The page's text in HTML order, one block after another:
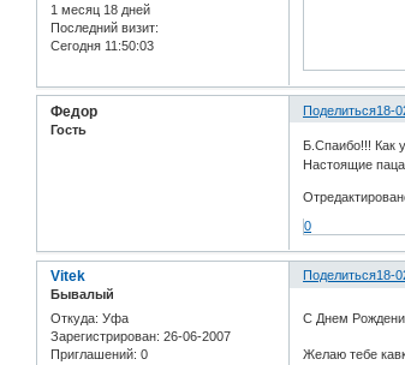
1 месяц 18 дней
Последний визит:
Сегодня 11:50:03
Поделиться18-
Федор
Гость
Б.Спаибо!!! Как
Настоящие
0
Поделиться18-
Vitek
Бывалый
Откуда: Уфа
Зарегистрирован: 26-06-2007
Приглашений: 0
С Днем
Желаю тебе